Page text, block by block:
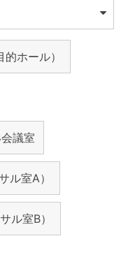
ホール）
議室
ル室A）
ル室B）